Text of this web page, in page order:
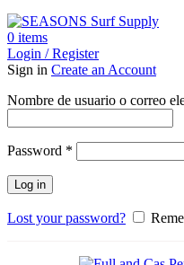
0 items
Login / Register
Sign in Create an Account
Nombre de usuario o correo
Password *
Log in
Lost your password?